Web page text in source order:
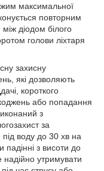
максимальної
повторним
діодом білого
голови ліхтаря
захисну
які дозволяють
короткого
або попадання
з
за
воду до 30 хв на
падінні з висоти до
утримувати